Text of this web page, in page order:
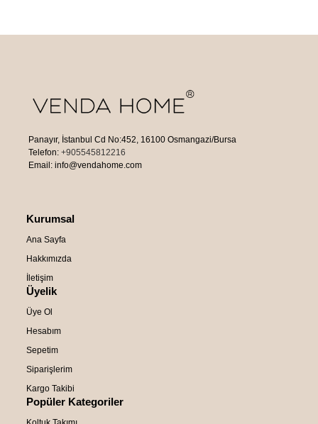
Panayır, İstanbul Cd No:452, 16100 Osmangazi/Bursa
Telefon: +905545812216
Email: info@vendahome.com
Kurumsal
Ana Sayfa
Hakkımızda
İletişim
Üyelik
Üye Ol
Hesabım
Sepetim
Siparişlerim
Kargo Takibi
Popüler Kategoriler